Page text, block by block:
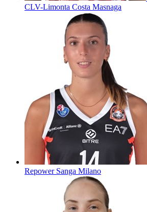
CLV-Limonta Costa Masnaga
Repower Sanga Milano